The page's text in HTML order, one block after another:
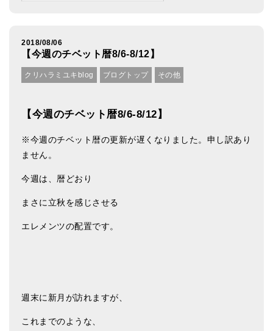
2018/08/06
【今週のチベット暦8/6-8/12】
クリハラミユキblog ブログトップ その他
【今週のチベット暦8/6-8/12】
※今週のチベット暦の更新が遅くなりました。申し訳あり
ません。
今週は、暦どおり
まさに立秋を感じさせる
エレメンツの配置です。
週末に新月が訪れますが、
これまでのような、